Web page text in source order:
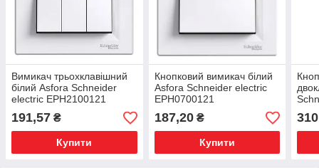
Вимикач трьохклавішний
білий Asfora Schneider
electric EPH2100121
191,57 ₴
Купити
Кнопковий вимикач білий
Asfora Schneider electric
EPH0700121
187,20₴
Купити